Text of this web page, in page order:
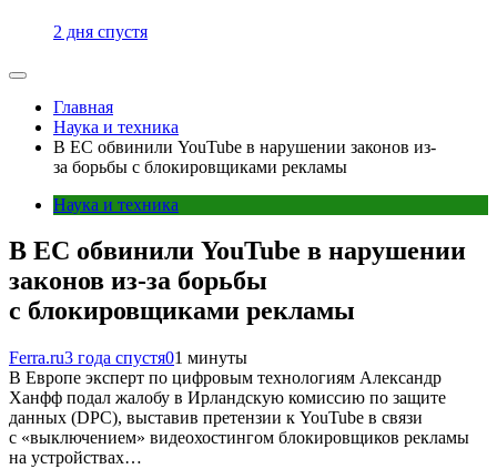
2 дня спустя
Главная
Наука и техника
В ЕС обвинили YouTube в нарушении законов из-
за борьбы с блокировщиками рекламы
Наука и техника
В ЕС обвинили YouTube в нарушении
законов из-за борьбы
с блокировщиками рекламы
Ferra.ru3 года спустя01 минуты
В Европе эксперт по цифровым технологиям Александр
Ханфф подал жалобу в Ирландскую комиссию по защите
данных (DPC), выставив претензии к YouTube в связи
с «выключением» видеохостингом блокировщиков рекламы
на устройствах…